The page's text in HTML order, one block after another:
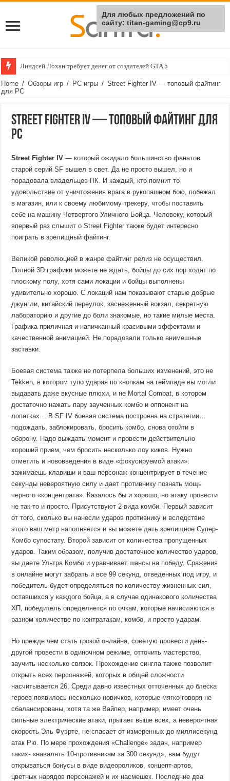
Линдсей Лохан требует денег от создателей GTA 5
Home / Обзоры игр / PC игры / Street Fighter IV — топовый файтинг
для PC
Street Fighter IV — топовый файтинг для
PC
Street Fighter IV — который ожидало большинство фанатов
старой серий SF вышел в свет. Да не просто вышел, но и
порадовала владельцев ПК. И каждый, кто помнит то
удовольствие от уничтожения врага в рукопашном бою, побежал
в магазин, или к своему любимому трекеру, чтобы поставить
себе на машину Четвертого Уличного Бойца. Человеку, который
впервый раз слышит о Street Fighter также будет интересно
поиграть в зрелищный файтинг.
Великой революцией в жанре файтинг релиз не осуществил.
Полной 3D графики можете не ждать, бойцы до сих пор ходят по
плоскому полу, хотя сами локации и бойцы выполнены
удивительно хорошо. С локаций нам показывают старые добрые
джунгли, китайский переулок, заснеженный вокзал, секретную
лабораторию и другие до боли знакомые, но такие милые места.
Графика приличная и напичканный красивыми эффектами и
качественной анимацией. Не порадовали только анимешные
заставки.
Боевая система также не потерпела больших изменений, это не
Tekken, в котором тупо ударяя по кнопкам на геймпаде вы могли
выдавать даже вкусные плюхи, и не Mortal Combat, в котором
достаточно нажать пару заученных комбо и оппонент на
лопатках… В SF IV боевая система построена на стратегии…
подождать, заблокировать, бросить комбо, снова отойти в
оборону. Надо выждать момент и провести действительно
хороший прием, чем бросить несколько лоу киков. Нужно
отметить и нововведения в виде «фокусируемой атаки»:
зажимаешь клавиши и ваш персонаж концентрирует в течение
секунды невероятную силу и дает противнику познать мощь
черного «концентрата». Казалось бы и хорошо, но атаку провести
не так-то и просто. Присутствуют 2 вида комби. Первый зависит
от того, сколько вы нанесли ударов противнику и вследствие
этого ваш метр наполняется и вы можете дать зрелищное Супер-
Комбо супостату. Второй зависит от количества пропущенных
ударов. Таким образом, получив достаточное количество ударов,
вы даете Ультра Комбо и уравнивает шансы на победу. Сражения
в онлайне могут забрать и все 99 секунд, отведенных под игру, и
победитель будет определяться по количеству жизненных сил,
оставшихся у каждого бойца, а в случае одинакового количества
ХП, победитель определяется по очкам, которые начисляются в
разном количестве по контратакам, комбо, и просто ударам.
Но прежде чем стать грозой онлайна, советую провести день-
другой провести в одиночном режиме, отточить мастерство,
заучить несколько связок. Прохождение сингла также позволит
открыть всех персонажей, которых в общей сложности
насчитывается 26. Среди давно известных отточенных до блеска
героев появилось несколько новичков, которые мягко говоря не
сбалансированы, хотя та же Вайпер, например, имеет очень
сильные электрические атаки, прыгает выше всех, а невероятная
скорость Эль Фуэрте, не спасает от измеренных до миллисекунд
атак Рю. По мере прохождения «Challenge» задач, например
таких- «навалять 10-противникам за 300 секунд», вам будут
открываться бонусы в виде видеороликов, концепт-артов,
цветных нарядов персонажей и их насмешек. Последние два
Для любых предложений по
сайту: titan-gaming@cp9.ru